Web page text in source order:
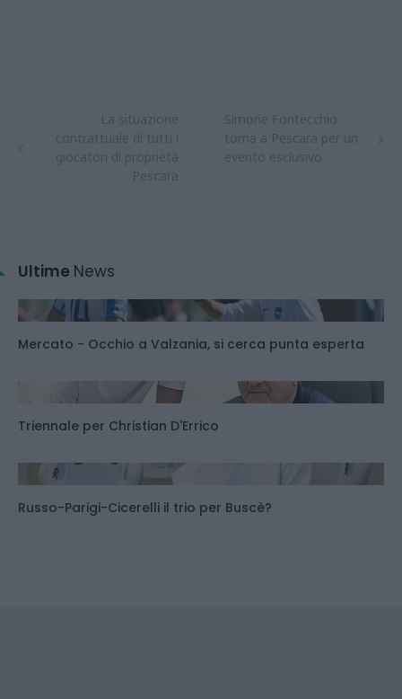
Ultime News
Mercato - Occhio a Valzania, si cerca punta esperta
Triennale per Christian D'Errico
Russo-Parigi-Cicerelli il trio per Buscè?